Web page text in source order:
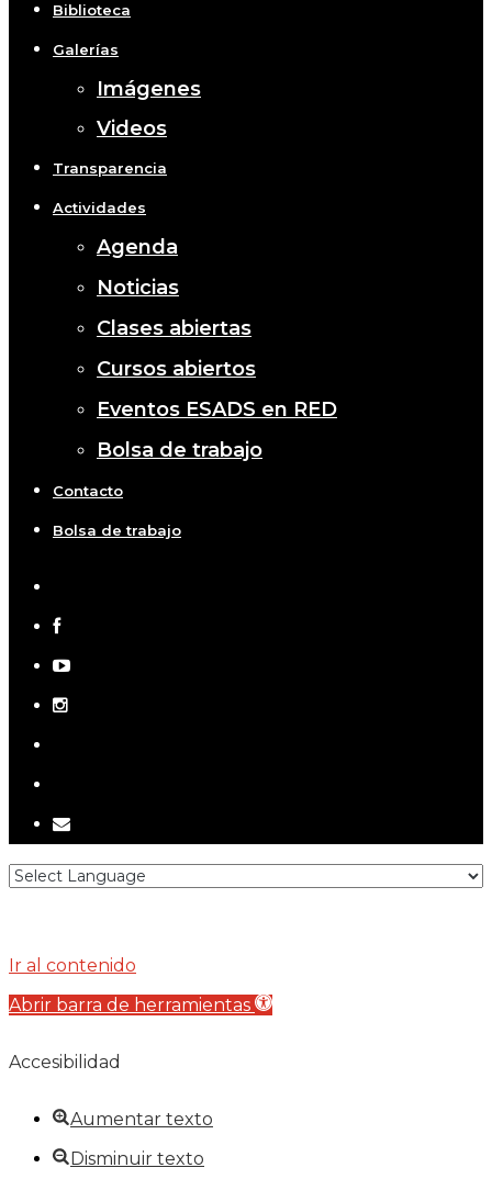
Biblioteca
Galerías
Imágenes
Videos
Transparencia
Actividades
Agenda
Noticias
Clases abiertas
Cursos abiertos
Eventos ESADS en RED
Bolsa de trabajo
Contacto
Bolsa de trabajo
twitter
facebook
youtube
instagram
email
Ir al contenido
Abrir barra de herramientas
Accesibilidad
Aumentar texto
Disminuir texto